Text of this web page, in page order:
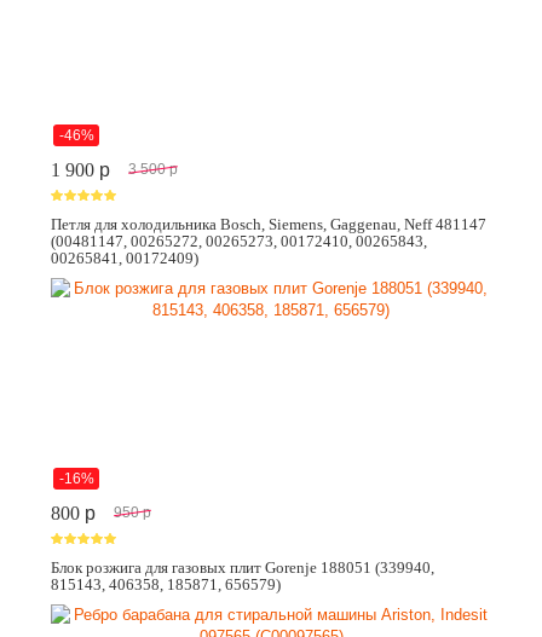
-46%
1 900 p 3 500 p
Петля для холодильника Bosch, Siemens, Gaggenau, Neff 481147
(00481147, 00265272, 00265273, 00172410, 00265843,
00265841, 00172409)
-16%
800 p 950 p
Блок розжига для газовых плит Gorenje 188051 (339940,
815143, 406358, 185871, 656579)